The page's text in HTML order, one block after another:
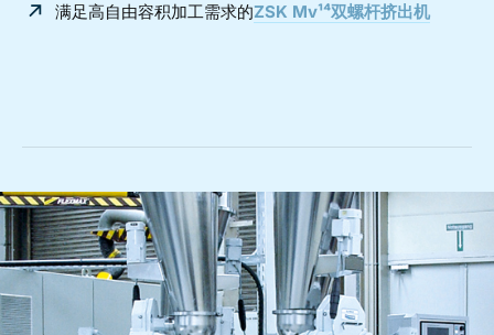
满足高自由容积加工需求的ZSK Mv¹⁴双螺杆挤出机